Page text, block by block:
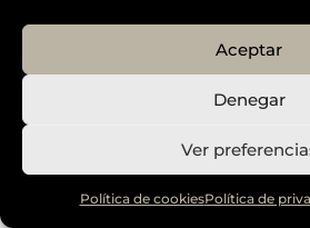
Aceptar
Denegar
Ver
Política de cookiesPolítica de